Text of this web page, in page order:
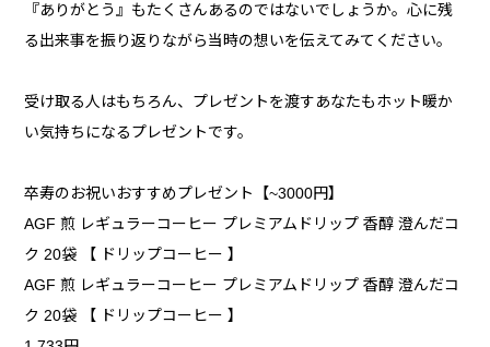
『ありがとう』もたくさんあるのではないでしょうか。心に残
る出来事を振り返りながら当時の想いを伝えてみてください。
受け取る人はもちろん、プレゼントを渡すあなたもホット暖か
い気持ちになるプレゼントです。
卒寿のお祝いおすすめプレゼント【~3000円】
AGF 煎 レギュラーコーヒー プレミアムドリップ 香醇 澄んだコ
ク 20袋 【 ドリップコーヒー 】
AGF 煎 レギュラーコーヒー プレミアムドリップ 香醇 澄んだコ
ク 20袋 【 ドリップコーヒー 】